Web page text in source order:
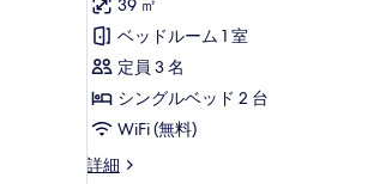
台
の
す
べ
て
の
ン
グ
ベ
ド
の
ク
テ
ィ
ブ
ル
ー
件)
39 ㎡
ベッドルーム 1 室
定員 3 名
シングルベッド 2 台
WiFi (無料)
詳細
Horizon